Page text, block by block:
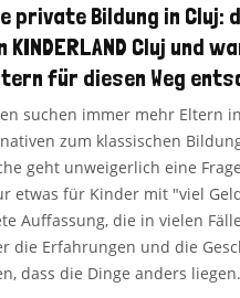
private Bildung in Cluj:
Cluj und
für diesen Weg
suchen immer mehr Eltern
zum klassischen
geht unweigerlich eine
etwas für Kinder mit "viel
Auffassung, die in vielen
die Erfahrungen und die
dass die Dinge anders liegen.